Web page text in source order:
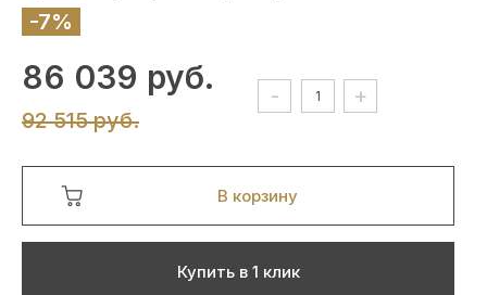
-7%
86 039 руб.
92 515 руб.
- +
В корзину
Купить в 1 клик